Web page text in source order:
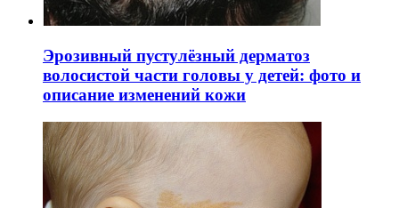
Эрозивный пустулёзный дерматоз
волосистой части головы у детей: фото и
описание изменений кожи